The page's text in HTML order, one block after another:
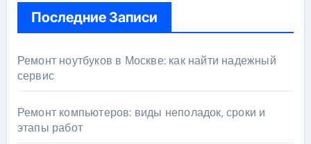
Последние Записи
Ремонт ноутбуков в Москве: как найти надежный
сервис
Ремонт компьютеров: виды неполадок, сроки и
этапы работ